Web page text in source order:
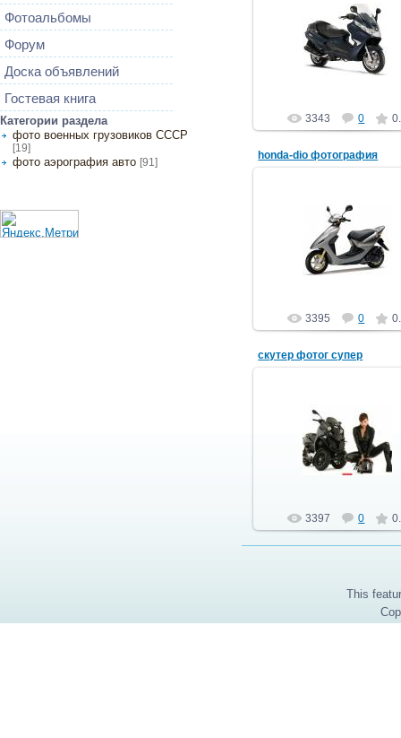
Фотоальбомы
Форум
Доска объявлений
Гостевая книга
Категории раздела
фото военных грузовиков СССР
[19]
фото аэрография авто [91]
15.07.2013
автоэлектрик
3343 0
honda-dio фотография
15.07.2013
автоэлектрик
3395 0
скутер фотог супер
15.07.2013
автоэлектрик
3397 0
This